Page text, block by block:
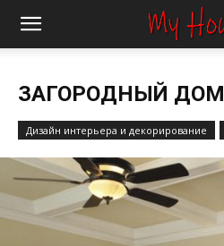
ЗАГОРОДНЫЙ ДОМ
Дизайн интерьера и декорирование